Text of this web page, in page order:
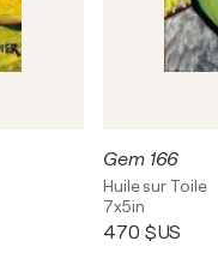
Gem 166
Huile sur Toile
7x5in
470 $US